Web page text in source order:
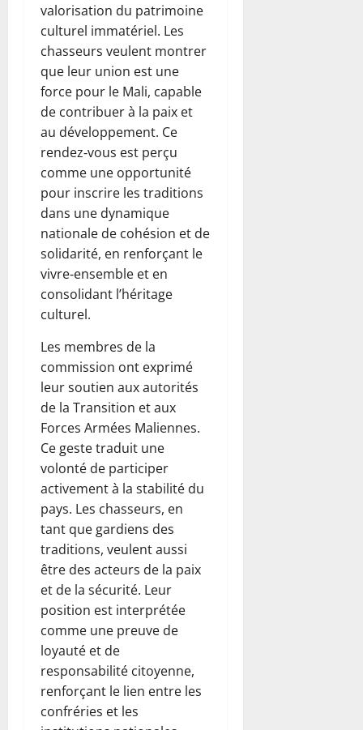
valorisation du patrimoine
culturel immatériel. Les
chasseurs veulent montrer
que leur union est une
force pour le Mali, capable
de contribuer à la paix et
au développement. Ce
rendez‑vous est perçu
comme une opportunité
pour inscrire les traditions
dans une dynamique
nationale de cohésion et de
solidarité, en renforçant le
vivre‑ensemble et en
consolidant l’héritage
culturel.
Les membres de la
commission ont exprimé
leur soutien aux autorités
de la Transition et aux
Forces Armées Maliennes.
Ce geste traduit une
volonté de participer
activement à la stabilité du
pays. Les chasseurs, en
tant que gardiens des
traditions, veulent aussi
être des acteurs de la paix
et de la sécurité. Leur
position est interprétée
comme une preuve de
loyauté et de
responsabilité citoyenne,
renforçant le lien entre les
confréries et les